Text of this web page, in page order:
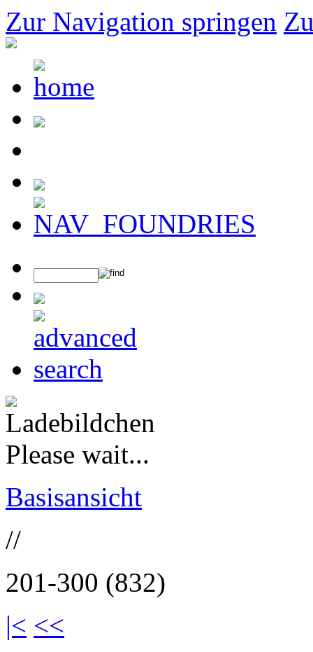
Zur Navigation springen
Please wait...
Basisansicht
//
201-300 (832)
|< <<